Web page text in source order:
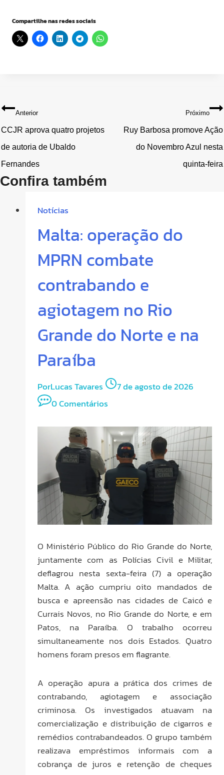
Compartilhe nas redes sociais
Navegação
de
Post
Anterior
CCJR aprova quatro projetos
de autoria de Ubaldo
Fernandes
Próximo
Ruy Barbosa promove Ação
do Novembro Azul nesta
quinta-feira
Confira também
Notícias
Malta: operação do
MPRN combate
contrabando e
agiotagem no Rio
Grande do Norte e na
Paraíba
PorLucas Tavares
7 de agosto de 2026
0 Comentários
O Ministério Público do Rio Grande do Norte,
juntamente com as Polícias Civil e Militar,
deflagrou nesta sexta-feira (7) a operação
Malta. A ação cumpriu oito mandados de
busca e apreensão nas cidades de Caicó e
Currais Novos, no Rio Grande do Norte, e em
Patos, na Paraíba. O trabalho ocorreu
simultaneamente nos dois Estados. Quatro
homens foram presos em flagrante.
A operação apura a prática dos crimes de
contrabando, agiotagem e associação
criminosa. Os investigados atuavam na
comercialização e distribuição de cigarros e
remédios contrabandeados. O grupo também
realizava empréstimos informais com a
cobrança de juros e retenção de cheques